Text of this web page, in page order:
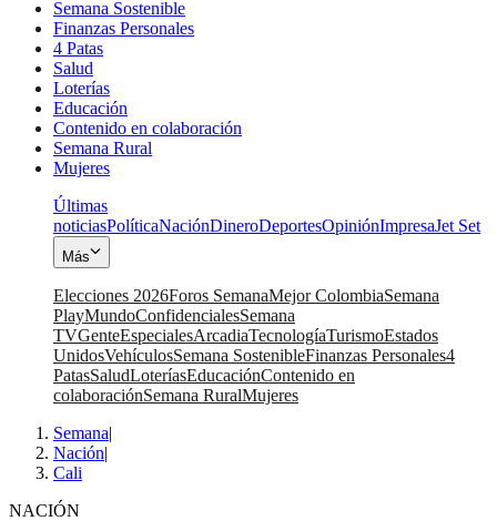
Semana Sostenible
Finanzas Personales
4 Patas
Salud
Loterías
Educación
Contenido en colaboración
Semana Rural
Mujeres
Últimas
noticiasPolíticaNaciónDineroDeportesOpiniónImpresaJet Set
Más
Elecciones 2026Foros SemanaMejor ColombiaSemana
PlayMundoConfidencialesSemana
TVGenteEspecialesArcadiaTecnologíaTurismoEstados
UnidosVehículosSemana SostenibleFinanzas Personales4
PatasSaludLoteríasEducaciónContenido en
colaboraciónSemana RuralMujeres
Semana|
Nación|
Cali
NACIÓN